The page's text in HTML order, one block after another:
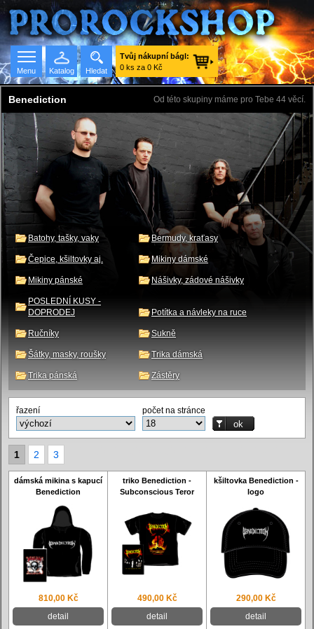
Hledat
Seznam skupin
Menu
Tvůj nákupní bágl:
0 ks za 0 Kč
Od této skupiny máme pro Tebe 44 věcí.
Benediction
Batohy, tašky, vaky Bermudy, kraťasy
Čepice, kšiltovky aj. Mikiny dámské
Mikiny pánské Nášivky, zádové nášivky
POSLEDNÍ KUSY -
DOPRODEJ
Potítka a návleky na ruce
Ručníky Sukně
Šátky, masky, roušky Trika dámská
Trika pánská Zástěry
řazení počet na stránce
1 2 3
dámská mikina s kapucí
Benediction
triko Benediction -
Subconscious Teror
kšiltovka Benediction -
logo
810,00 Kč
detail
490,00 Kč
detail
290,00 Kč
detail
Katalog